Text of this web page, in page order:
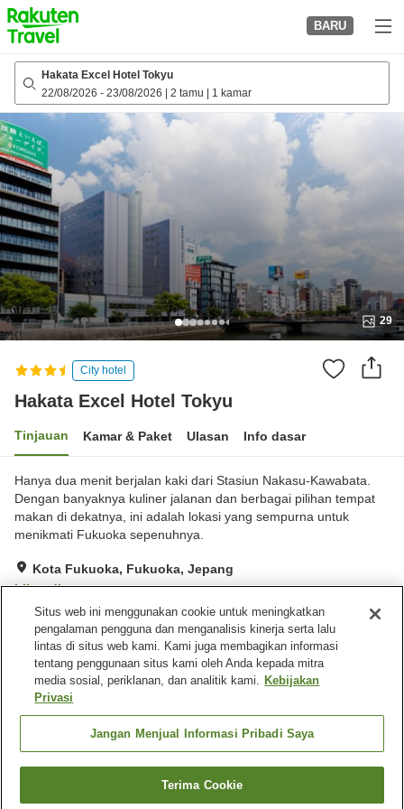
to
top
page
BARU
Hakata Excel Hotel Tokyu
22/08/2026 - 23/08/2026 2 tamu 1 kamar
29
City hotel
Hakata Excel Hotel Tokyu
Tinjauan Kamar & Paket Ulasan Info dasar
Hanya dua menit berjalan kaki dari Stasiun Nakasu-Kawabata.
Dengan banyaknya kuliner jalanan dan berbagai pilihan tempat
makan di dekatnya, ini adalah lokasi yang sempurna untuk
menikmati Fukuoka sepenuhnya.
Kota Fukuoka, Fukuoka, Jepang
Lihat di peta
Sangat baik Ulasan: 376
Fasilitas properti
Wi-Fi
stasiun
Benar-benar bebas rokok
Cari kamar
Situs web ini menggunakan cookie untuk meningkatkan
pengalaman pengguna dan menganalisis kinerja serta lalu
lintas di situs web kami. Kami juga membagikan informasi
tentang penggunaan situs kami oleh Anda kepada mitra
media sosial, periklanan, dan analitik kami. Kebijakan
Privasi
Jangan Menjual Informasi Pribadi Saya
Terima Cookie